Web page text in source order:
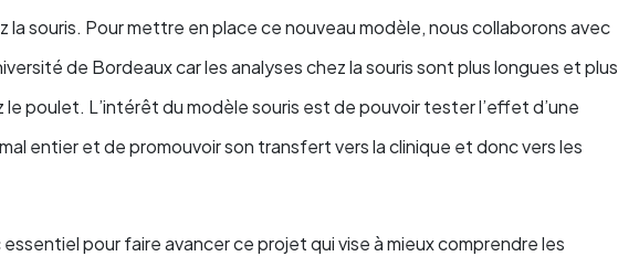
la souris. Pour mettre en place ce nouveau modèle, nous collaborons avec
de Bordeaux car les analyses chez la souris sont plus longues et plus
poulet. L’intérêt du modèle souris est de pouvoir tester l’effet d’une
entier et de promouvoir son transfert vers la clinique et donc vers les
pour faire avancer ce projet qui vise à mieux comprendre les